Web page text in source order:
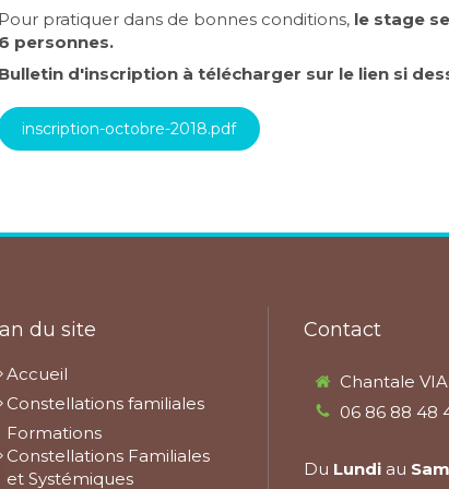
pratiquer dans de bonnes conditions, le stage
personnes.
d'inscription à télécharger sur le lien si
inscription-octobre-2018.pdf
du site
Accueil
Constellations familiales
Formations
Constellations Familiales
et Systémiques
Contact
Chantale
06 86 88 48
Du Lundi au